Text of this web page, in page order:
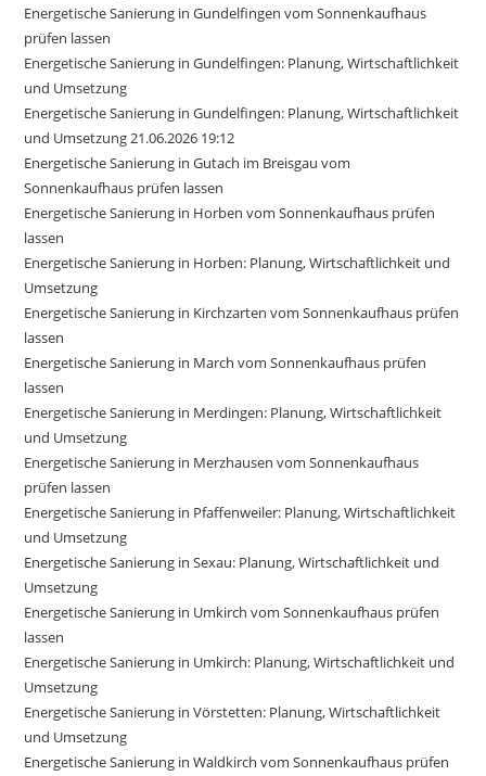
Energetische Sanierung in Gundelfingen vom Sonnenkaufhaus
prüfen lassen
Energetische Sanierung in Gundelfingen: Planung, Wirtschaftlichkeit
und Umsetzung
Energetische Sanierung in Gundelfingen: Planung, Wirtschaftlichkeit
und Umsetzung 21.06.2026 19:12
Energetische Sanierung in Gutach im Breisgau vom
Sonnenkaufhaus prüfen lassen
Energetische Sanierung in Horben vom Sonnenkaufhaus prüfen
lassen
Energetische Sanierung in Horben: Planung, Wirtschaftlichkeit und
Umsetzung
Energetische Sanierung in Kirchzarten vom Sonnenkaufhaus prüfen
lassen
Energetische Sanierung in March vom Sonnenkaufhaus prüfen
lassen
Energetische Sanierung in Merdingen: Planung, Wirtschaftlichkeit
und Umsetzung
Energetische Sanierung in Merzhausen vom Sonnenkaufhaus
prüfen lassen
Energetische Sanierung in Pfaffenweiler: Planung, Wirtschaftlichkeit
und Umsetzung
Energetische Sanierung in Sexau: Planung, Wirtschaftlichkeit und
Umsetzung
Energetische Sanierung in Umkirch vom Sonnenkaufhaus prüfen
lassen
Energetische Sanierung in Umkirch: Planung, Wirtschaftlichkeit und
Umsetzung
Energetische Sanierung in Vörstetten: Planung, Wirtschaftlichkeit
und Umsetzung
Energetische Sanierung in Waldkirch vom Sonnenkaufhaus prüfen